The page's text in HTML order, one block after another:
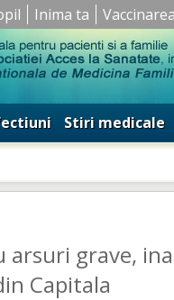
Inima ta Vaccinarea
Stiri medicale
grave,
Capitala